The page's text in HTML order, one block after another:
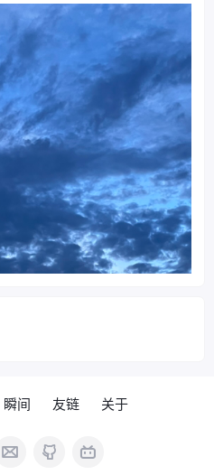
瞬间 友链 关于